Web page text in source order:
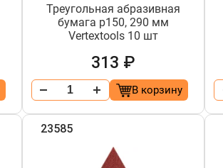
Треугольная абразивная
бумага р150, 290 мм
Vertextools 10 шт
313 ₽
В корзину
23585